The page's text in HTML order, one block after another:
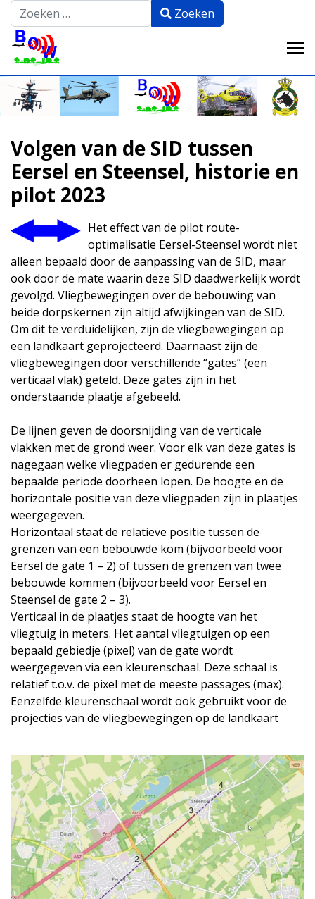
Zoeken
Volgen van de SID tussen
Eersel en Steensel, historie en
pilot 2023
Het effect van de pilot route-
optimalisatie Eersel-Steensel wordt niet
alleen bepaald door de aanpassing van de SID, maar
ook door de mate waarin deze SID daadwerkelijk wordt
gevolgd. Vliegbewegingen over de bebouwing van
beide dorpskernen zijn altijd afwijkingen van de SID.
Om dit te verduidelijken, zijn de vliegbewegingen op
een landkaart geprojecteerd. Daarnaast zijn de
vliegbewegingen door verschillende “gates” (een
verticaal vlak) geteld. Deze gates zijn in het
onderstaande plaatje afgebeeld.
De lijnen geven de doorsnijding van de verticale
vlakken met de grond weer. Voor elk van deze gates is
nagegaan welke vliegpaden er gedurende een
bepaalde periode doorheen lopen. De hoogte en de
horizontale positie van deze vliegpaden zijn in plaatjes
weergegeven.
Horizontaal staat de relatieve positie tussen de
grenzen van een bebouwde kom (bijvoorbeeld voor
Eersel de gate 1 – 2) of tussen de grenzen van twee
bebouwde kommen (bijvoorbeeld voor Eersel en
Steensel de gate 2 – 3).
Verticaal in de plaatjes staat de hoogte van het
vliegtuig in meters. Het aantal vliegtuigen op een
bepaald gebiedje (pixel) van de gate wordt
weergegeven via een kleurenschaal. Deze schaal is
relatief t.o.v. de pixel met de meeste passages (max).
Eenzelfde kleurenschaal wordt ook gebruikt voor de
projecties van de vliegbewegingen op de landkaart